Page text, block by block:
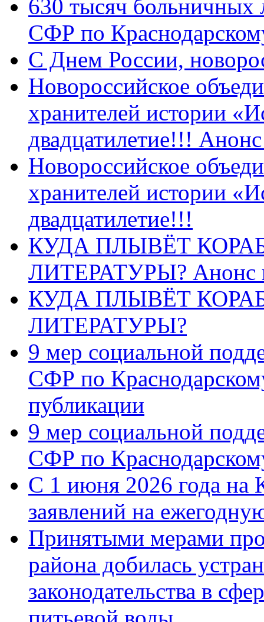
630 тысяч больничных
СФР по
C Днем России,
Новороссийское
хранителей истории
двадцатилетие!!!
Новороссийское
хранителей истории
двадцатилетие!!!
КУДА ПЛЫВЁТ
ЛИТЕРАТУРЫ? Анонс
КУДА ПЛЫВЁТ
ЛИТЕРАТУРЫ?
9 мер социальной
СФР по
публикации
9 мер социальной
СФР по
С 1 июня 2026 года на
заявлений на
Принятыми мерами
района добилась
законодательства в